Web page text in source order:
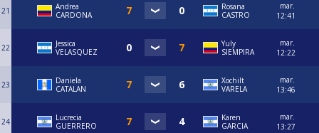
21
Andrea
CARDONA
Rosana
CASTRO
mar.
12:41
22
Jessica
VELASQUEZ
Yuly
SIEMPIRA
mar.
12:22
23
Daniela
CATALAN
Xochilt
VARELA
mar.
13:46
24
Lucrecia
GUERRERO
Karen
GARCIA
mar.
13:27